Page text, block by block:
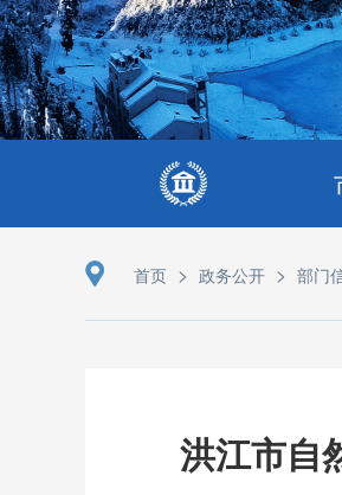
首页 > 政务公开 > 部门
洪江市自